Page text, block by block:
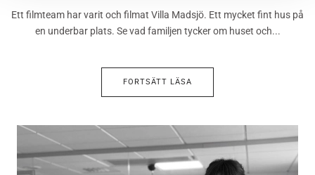
Ett filmteam har varit och filmat Villa Madsjö. Ett mycket fint hus på
en underbar plats. Se vad familjen tycker om huset och...
FORTSÄTT LÄSA